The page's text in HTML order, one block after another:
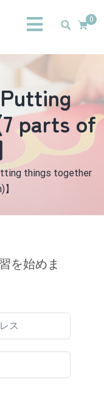
0
parts of
things together
を始めま